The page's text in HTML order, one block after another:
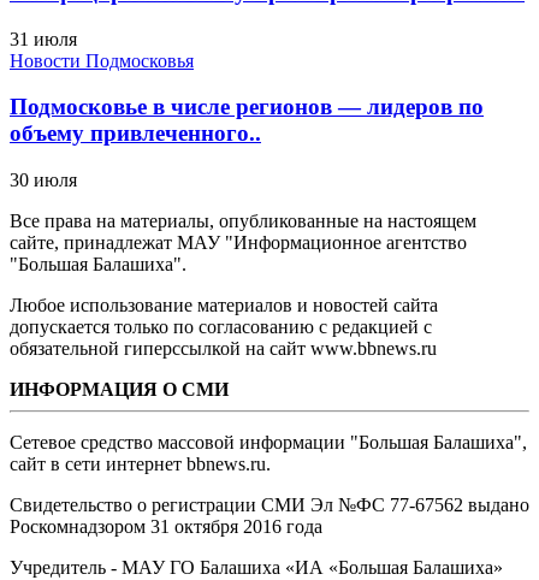
31 июля
Новости Подмосковья
Подмосковье в числе регионов — лидеров по
объему привлеченного..
30 июля
Все права на материалы, опубликованные на настоящем
сайте, принадлежат МАУ "Информационное агентство
"Большая Балашиха".
Любое использование материалов и новостей сайта
допускается только по согласованию с редакцией с
обязательной гиперссылкой на сайт www.bbnews.ru
ИНФОРМАЦИЯ О СМИ
Сетевое средство массовой информации "Большая Балашиха",
сайт в сети интернет bbnews.ru.
Свидетельство о регистрации СМИ Эл №ФС ‎77-67562 выдано
Роскомнадзором 31 октября 2016 года
Учредитель - МАУ ГО Балашиха «ИА «Большая Балашиха»